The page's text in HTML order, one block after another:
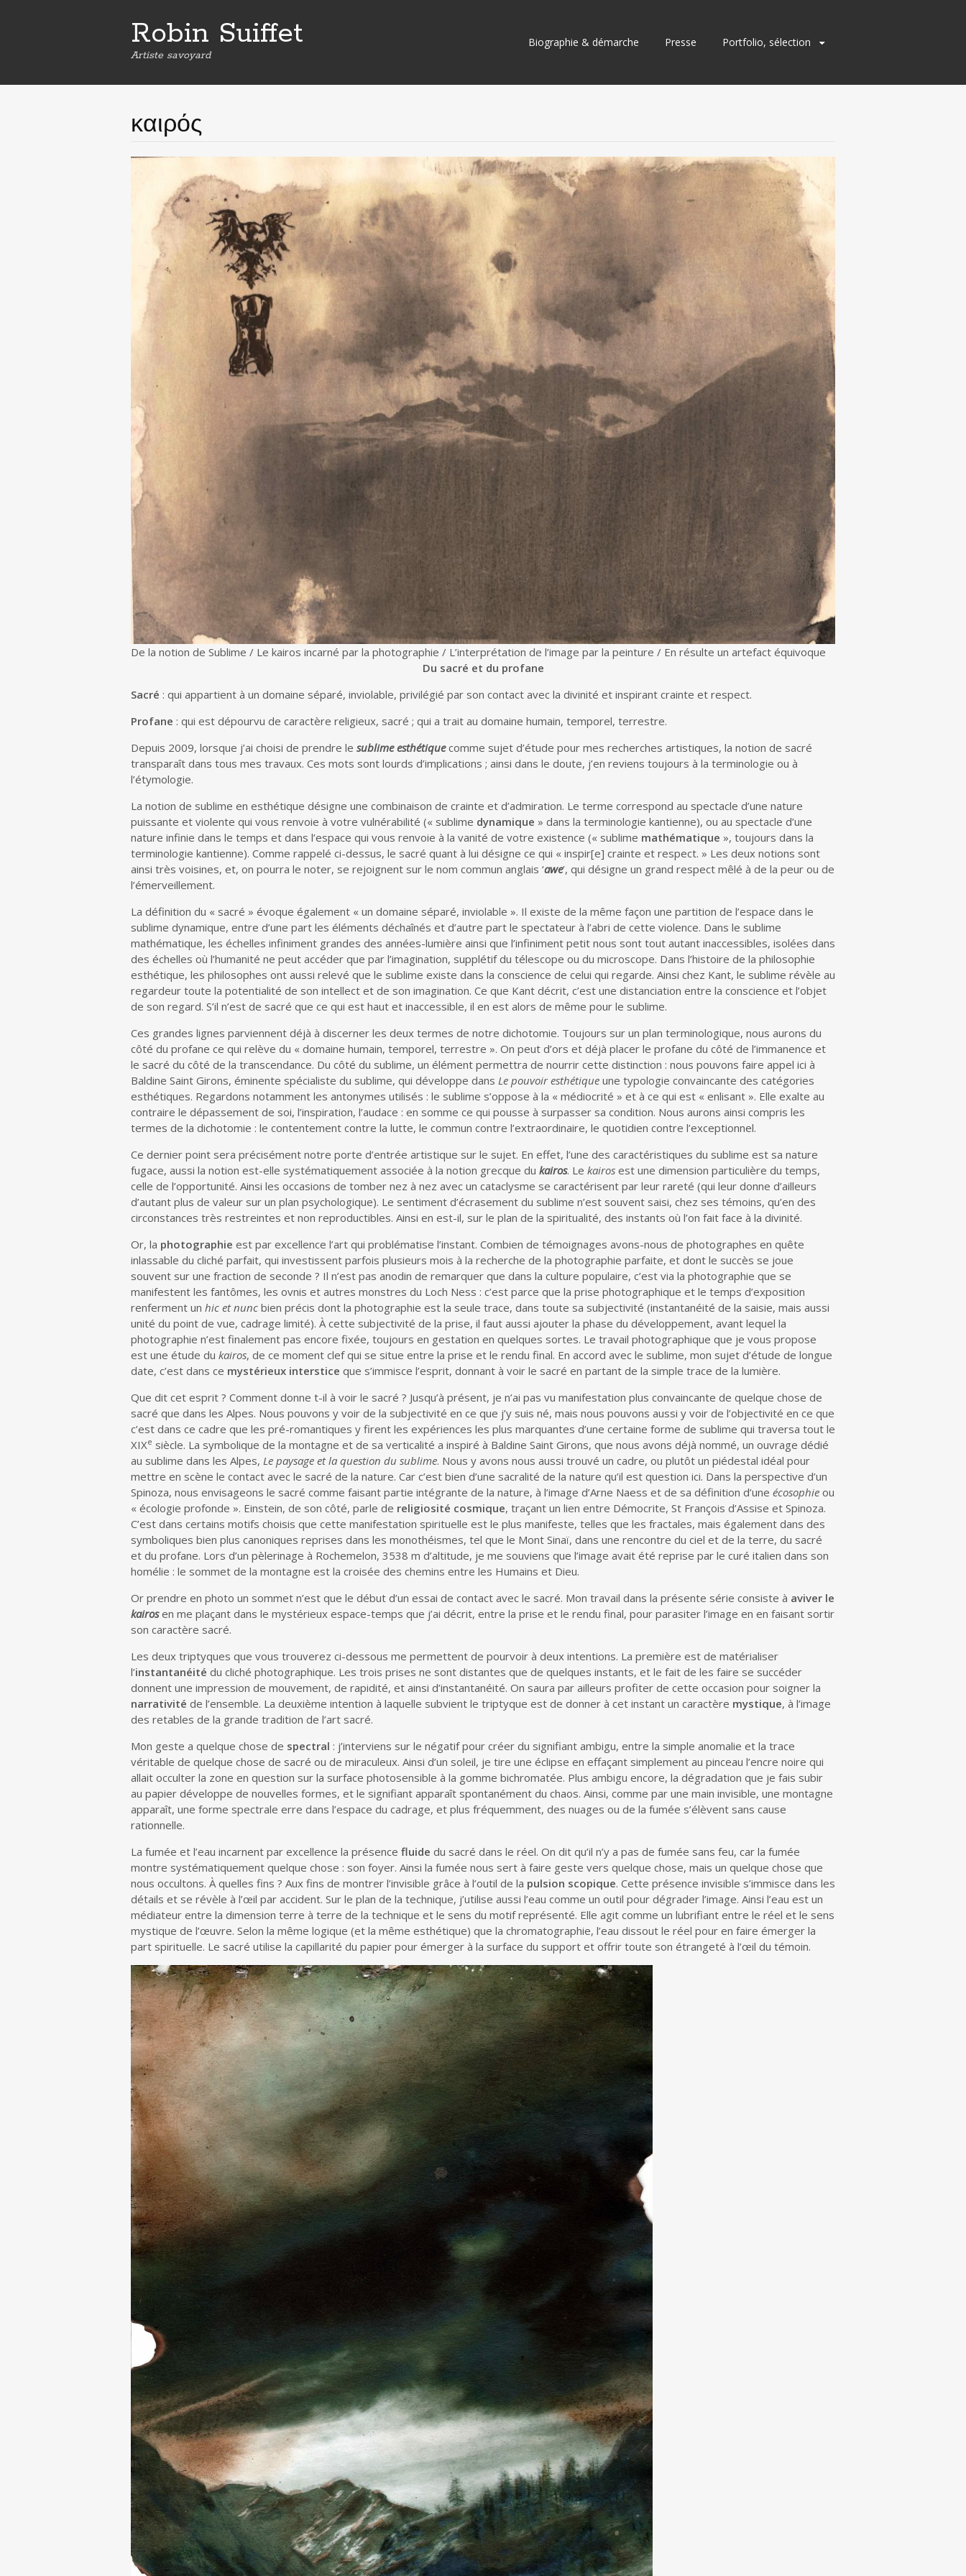
Robin Suiffet
Artiste savoyard
Aller
principal
Biographie & démarche Presse Portfolio, sélection
καιρός
De la notion de Sublime / Le kairos incarné par la photographie / L’interprétation de l’image par la peinture / En résulte un artefact équivoque
Du sacré et du profane
Sacré : qui appartient à un domaine séparé, inviolable, privilégié par son contact avec la divinité et inspirant crainte et respect.
Profane : qui est dépourvu de caractère religieux, sacré ; qui a trait au domaine humain, temporel, terrestre.
Depuis 2009, lorsque j’ai choisi de prendre le sublime esthétiquecomme sujet d’étude pour mes recherches artistiques, la notion de sacré
transparaît dans tous mes travaux. Ces mots sont lourds d’implications ; ainsi dans le doute, j’en reviens toujours à la terminologie ou à
l’étymologie.
La notion de sublime en esthétique désigne une combinaison de crainte et d’admiration. Le terme correspond au spectacle d’une nature
puissante et violente qui vous renvoie à votre vulnérabilité (« sublime dynamique » dans la terminologie kantienne), ou au spectacle d’une
nature infinie dans le temps et dans l’espace qui vous renvoie à la vanité de votre existence (« sublime mathématique », toujours dans la
terminologie kantienne). Comme rappelé ci-dessus, le sacré quant à lui désigne ce qui « inspir[e] crainte et respect. » Les deux notions sont
ainsi très voisines, et, on pourra le noter, se rejoignent sur le nom commun anglais ‘awe’, qui désigne un grand respect mêlé à de la peur ou de
l’émerveillement.
La définition du « sacré » évoque également « un domaine séparé, inviolable ». Il existe de la même façon une partition de l’espace dans le
sublime dynamique, entre d’une part les éléments déchaînés et d’autre part le spectateur à l’abri de cette violence. Dans le sublime
mathématique, les échelles infiniment grandes des années-lumière ainsi que l’infiniment petit nous sont tout autant inaccessibles, isolées dans
des échelles où l’humanité ne peut accéder que par l’imagination, supplétif du télescope ou du microscope. Dans l’histoire de la philosophie
esthétique, les philosophes ont aussi relevé que le sublime existe dans la conscience de celui qui regarde. Ainsi chez Kant, le sublime révèle au
regardeur toute la potentialité de son intellect et de son imagination. Ce que Kant décrit, c’est une distanciation entre la conscience et l’objet
de son regard. S’il n’est de sacré que ce qui est haut et inaccessible, il en est alors de même pour le sublime.
Ces grandes lignes parviennent déjà à discerner les deux termes de notre dichotomie. Toujours sur un plan terminologique, nous aurons du
côté du profane ce qui relève du « domaine humain, temporel, terrestre ». On peut d’ors et déjà placer le profane du côté de l’immanence et
le sacré du côté de la transcendance. Du côté du sublime, un élément permettra de nourrir cette distinction : nous pouvons faire appel ici à
Baldine Saint Girons, éminente spécialiste du sublime, qui développe dans Le pouvoir esthétique une typologie convaincante des catégories
esthétiques. Regardons notamment les antonymes utilisés : le sublime s’oppose à la « médiocrité » et à ce qui est « enlisant ». Elle exalte au
contraire le dépassement de soi, l’inspiration, l’audace : en somme ce qui pousse à surpasser sa condition. Nous aurons ainsi compris les
termes de la dichotomie : le contentement contre la lutte, le commun contre l’extraordinaire, le quotidien contre l’exceptionnel.
Ce dernier point sera précisément notre porte d’entrée artistique sur le sujet. En effet, l’une des caractéristiques du sublime est sa nature
fugace, aussi la notion est-elle systématiquement associée à la notion grecque du kairos. Le kairos est une dimension particulière du temps,
celle de l’opportunité. Ainsi les occasions de tomber nez à nez avec un cataclysme se caractérisent par leur rareté (qui leur donne d’ailleurs
d’autant plus de valeur sur un plan psychologique). Le sentiment d’écrasement du sublime n’est souvent saisi, chez ses témoins, qu’en des
circonstances très restreintes et non reproductibles. Ainsi en est-il, sur le plan de la spiritualité, des instants où l’on fait face à la divinité.
Or, la photographie est par excellence l’art qui problématise l’instant. Combien de témoignages avons-nous de photographes en quête
inlassable du cliché parfait, qui investissent parfois plusieurs mois à la recherche de la photographie parfaite, et dont le succès se joue
souvent sur une fraction de seconde ? Il n’est pas anodin de remarquer que dans la culture populaire, c’est via la photographie que se
manifestent les fantômes, les ovnis et autres monstres du Loch Ness : c’est parce que la prise photographique et le temps d’exposition
renferment un hic et nunc bien précis dont la photographie est la seule trace, dans toute sa subjectivité (instantanéité de la saisie, mais aussi
unité du point de vue, cadrage limité). À cette subjectivité de la prise, il faut aussi ajouter la phase du développement, avant lequel la
photographie n’est finalement pas encore fixée, toujours en gestation en quelques sortes. Le travail photographique que je vous propose
est une étude du kairos, de ce moment clef qui se situe entre la prise et le rendu final. En accord avec le sublime, mon sujet d’étude de longue
date, c’est dans ce mystérieux interstice que s’immisce l’esprit, donnant à voir le sacré en partant de la simple trace de la lumière.
Que dit cet esprit ? Comment donne t-il à voir le sacré ? Jusqu’à présent, je n’ai pas vu manifestation plus convaincante de quelque chose de
sacré que dans les Alpes. Nous pouvons y voir de la subjectivité en ce que j’y suis né, mais nous pouvons aussi y voir de l’objectivité en ce que
c’est dans ce cadre que les pré-romantiques y firent les expériences les plus marquantes d’une certaine forme de sublime qui traversa tout le
XIXe siècle. La symbolique de la montagne et de sa verticalité a inspiré à Baldine Saint Girons, que nous avons déjà nommé, un ouvrage dédié
au sublime dans les Alpes, Le paysage et la question du sublime. Nous y avons nous aussi trouvé un cadre, ou plutôt un piédestal idéal pour
mettre en scène le contact avec le sacré de la nature. Car c’est bien d’une sacralité de la nature qu’il est question ici. Dans la perspective d’un
Spinoza, nous envisageons le sacré comme faisant partie intégrante de la nature, à l’image d’Arne Naess et de sa définition d’une écosophie ou
« écologie profonde ». Einstein, de son côté, parle de religiosité cosmique, traçant un lien entre Démocrite, St François d’Assise et Spinoza.
C’est dans certains motifs choisis que cette manifestation spirituelle est le plus manifeste, telles que les fractales, mais également dans des
symboliques bien plus canoniques reprises dans les monothéismes, tel que le Mont Sinaï, dans une rencontre du ciel et de la terre, du sacré
et du profane. Lors d’un pèlerinage à Rochemelon, 3538 m d’altitude, je me souviens que l’image avait été reprise par le curé italien dans son
homélie : le sommet de la montagne est la croisée des chemins entre les Humains et Dieu.
Or prendre en photo un sommet n’est que le début d’un essai de contact avec le sacré. Mon travail dans la présente série consiste à aviver le
kairos en me plaçant dans le mystérieux espace-temps que j’ai décrit, entre la prise et le rendu final, pour parasiter l’image en en faisant sortir
son caractère sacré.
Les deux triptyques que vous trouverez ci-dessous me permettent de pourvoir à deux intentions. La première est de matérialiser
l’instantanéité du cliché photographique. Les trois prises ne sont distantes que de quelques instants, et le fait de les faire se succéder
donnent une impression de mouvement, de rapidité, et ainsi d’instantanéité. On saura par ailleurs profiter de cette occasion pour soigner la
narrativité de l’ensemble. La deuxième intention à laquelle subvient le triptyque est de donner à cet instant un caractère mystique, à l’image
des retables de la grande tradition de l’art sacré.
Mon geste a quelque chose de spectral : j’interviens sur le négatif pour créer du signifiant ambigu, entre la simple anomalie et la trace
véritable de quelque chose de sacré ou de miraculeux. Ainsi d’un soleil, je tire une éclipse en effaçant simplement au pinceau l’encre noire qui
allait occulter la zone en question sur la surface photosensible à la gomme bichromatée. Plus ambigu encore, la dégradation que je fais subir
au papier développe de nouvelles formes, et le signifiant apparaît spontanément du chaos. Ainsi, comme par une main invisible, une montagne
apparaît, une forme spectrale erre dans l’espace du cadrage, et plus fréquemment, des nuages ou de la fumée s’élèvent sans cause
rationnelle.
La fumée et l’eau incarnent par excellence la présence fluide du sacré dans le réel. On dit qu’il n’y a pas de fumée sans feu, car la fumée
montre systématiquement quelque chose : son foyer. Ainsi la fumée nous sert à faire geste vers quelque chose, mais un quelque chose que
nous occultons. À quelles fins ? Aux fins de montrer l’invisible grâce à l’outil de la pulsion scopique. Cette présence invisible s’immisce dans les
détails et se révèle à l’œil par accident. Sur le plan de la technique, j’utilise aussi l’eau comme un outil pour dégrader l’image. Ainsi l’eau est un
médiateur entre la dimension terre à terre de la technique et le sens du motif représenté. Elle agit comme un lubrifiant entre le réel et le sens
mystique de l’œuvre. Selon la même logique (et la même esthétique) que la chromatographie, l’eau dissout le réel pour en faire émerger la
part spirituelle. Le sacré utilise la capillarité du papier pour émerger à la surface du support et offrir toute son étrangeté à l’œil du témoin.